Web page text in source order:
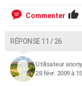
Commenter
RÉPONSE 11 / 26
Utilisateur
28 févr. 2009 à